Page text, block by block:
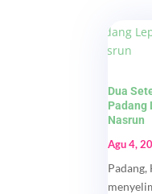
Dua
Padang
Nasrun
Agu 4,
Padang,